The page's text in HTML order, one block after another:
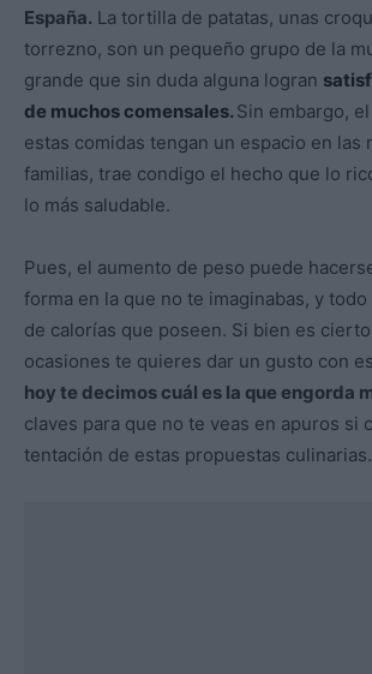
España. La tortilla de patatas, unas
torrezno, son un pequeño grupo de la
grande que sin duda alguna logran
de muchos comensales. Sin embargo,
estas comidas tengan un espacio en las
familias, trae condigo el hecho que lo
lo más saludable.
Pues, el aumento de peso puede
forma en la que no te imaginabas, y
de calorías que poseen. Si bien es
ocasiones te quieres dar un gusto con
hoy te decimos cuál es la que engorda
claves para que no te veas en apuros si
tentación de estas propuestas culinarias.